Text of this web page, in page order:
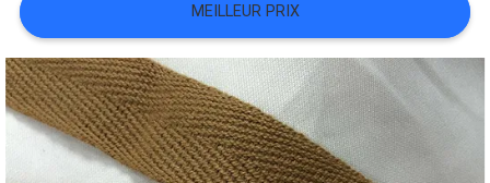
LES
CAS
MEILLEUR PRIX